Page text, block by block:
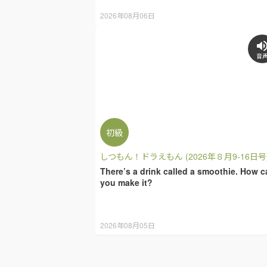
2026年08月06日
音
初級
しつもん！ドラえもん (2026年８月9-16日
There’s a drink called a smoothie. How
you make it?
2026年08月05日